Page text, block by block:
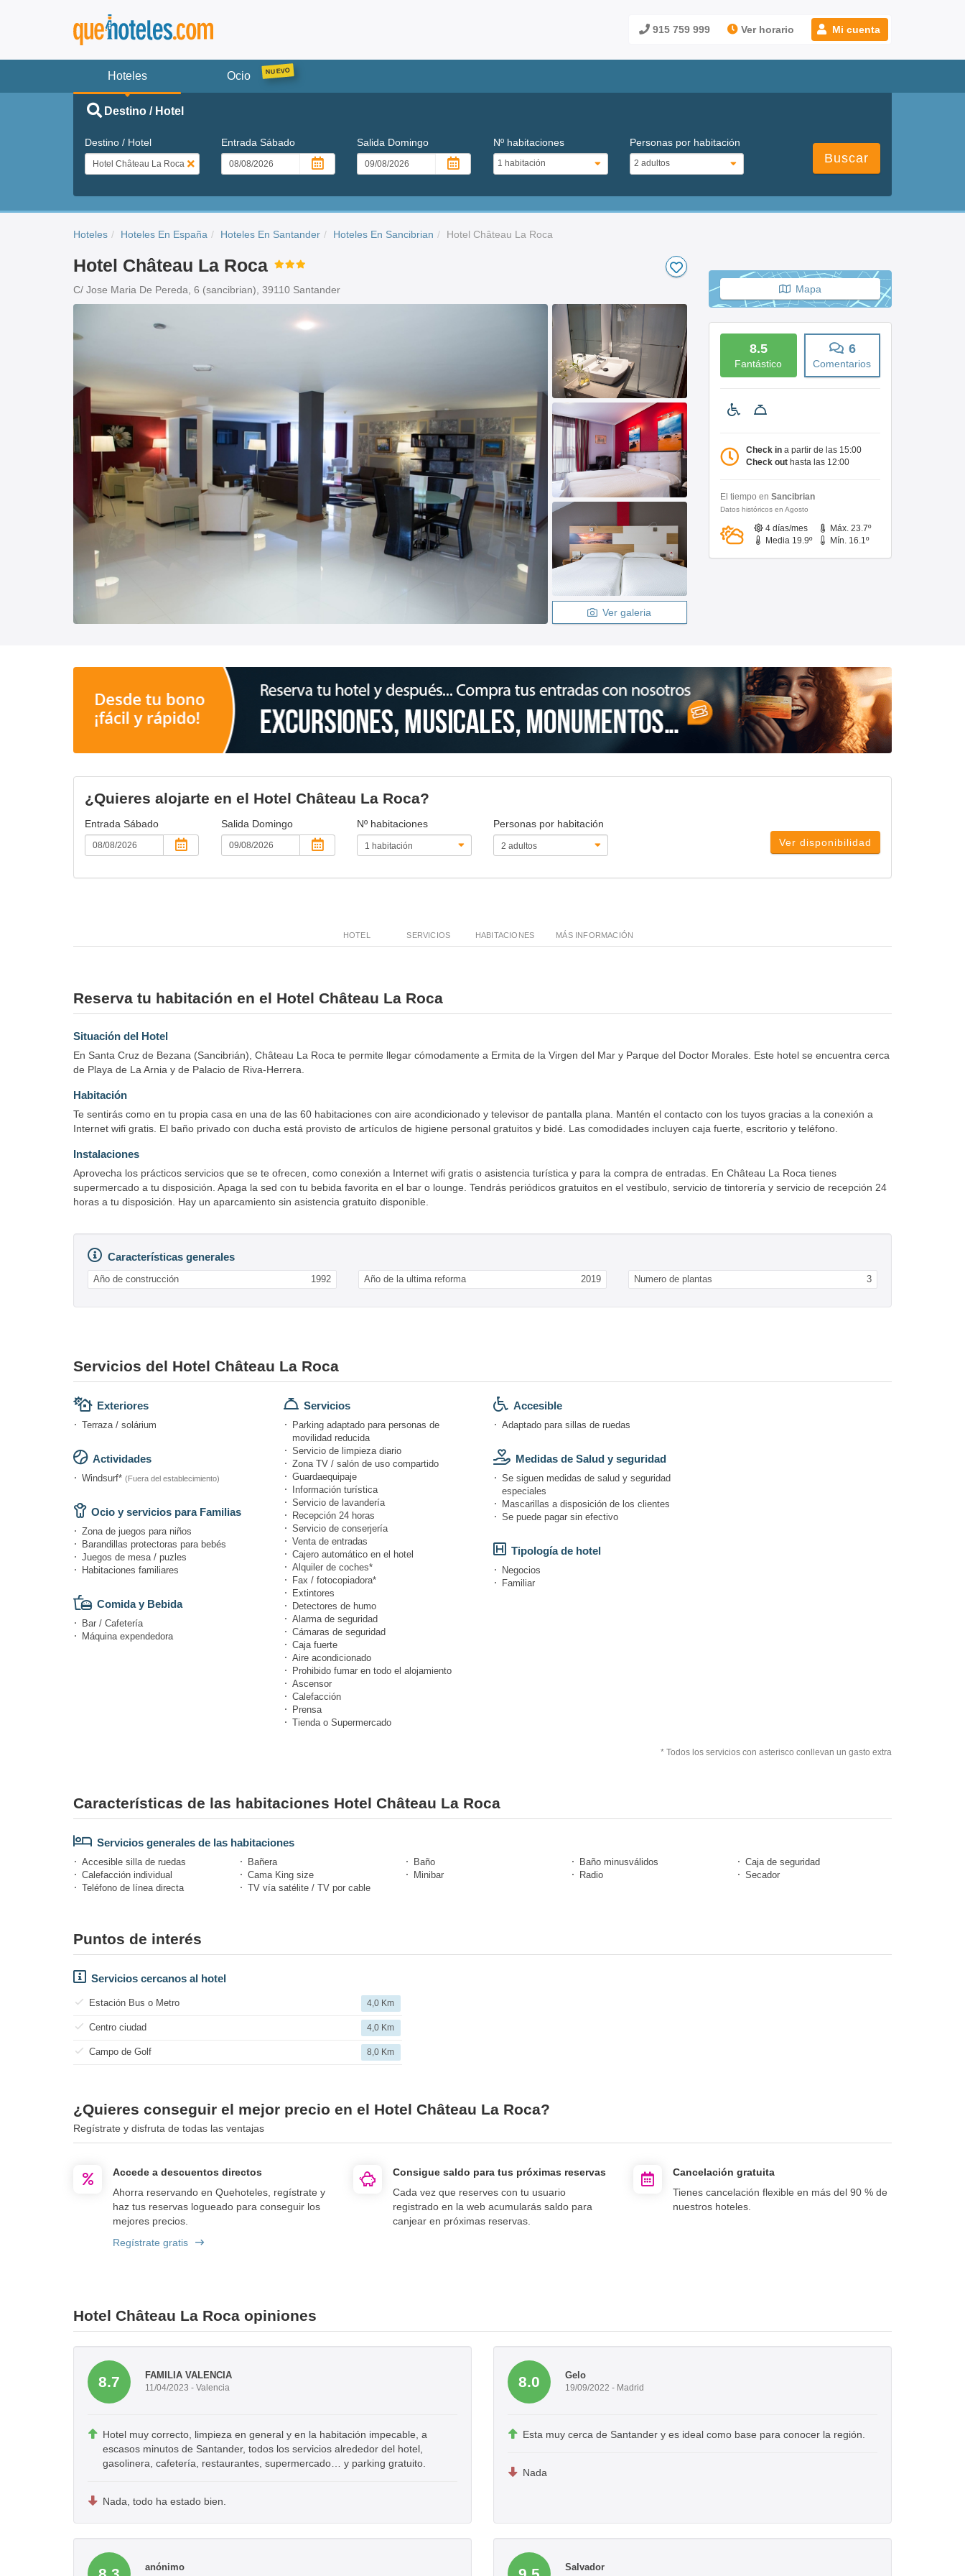
915 759 999 Ver horario Mi cuenta
Hoteles Ocio
Destino / Hotel
Destino / Hotel Entrada Sábado Salida Domingo Nº habitaciones Personas por habitación
Buscar
Hoteles Hoteles En España Hoteles En Santander Hoteles En Sancibrian Hotel Château La Roca
Hotel Château La Roca
C/ Jose Maria De Pereda, 6 (sancibrian), 39110 Santander
Ver galeria
Mapa
8.5
Fantástico
6
Comentarios
Check in a partir de las 15:00
Check out hasta las 12:00
El tiempo en Sancibrian
Datos históricos en Agosto
4 días/mes
Máx. 23.7º
Media 19.9º
Mín. 16.1º
¿Quieres alojarte en el Hotel Château La Roca?
Entrada Sábado Salida Domingo Nº habitaciones
Personas por habitación
Ver disponibilidad
HOTEL SERVICIOS HABITACIONES MÁS INFORMACIÓN
Reserva tu habitación en el Hotel Château La Roca
Situación del Hotel
En Santa Cruz de Bezana (Sancibrián), Château La Roca te permite llegar cómodamente a Ermita de la Virgen del Mar y Parque del Doctor Morales. Este hotel se encuentra cerca
de Playa de La Arnia y de Palacio de Riva-Herrera.
Habitación
Te sentirás como en tu propia casa en una de las 60 habitaciones con aire acondicionado y televisor de pantalla plana. Mantén el contacto con los tuyos gracias a la conexión a
Internet wifi gratis. El baño privado con ducha está provisto de artículos de higiene personal gratuitos y bidé. Las comodidades incluyen caja fuerte, escritorio y teléfono.
Instalaciones
Aprovecha los prácticos servicios que se te ofrecen, como conexión a Internet wifi gratis o asistencia turística y para la compra de entradas. En Château La Roca tienes
supermercado a tu disposición. Apaga la sed con tu bebida favorita en el bar o lounge. Tendrás periódicos gratuitos en el vestíbulo, servicio de tintorería y servicio de recepción 24
horas a tu disposición. Hay un aparcamiento sin asistencia gratuito disponible.
Características generales
Año de construcción 1992 Año de la ultima reforma 2019 Numero de plantas 3
Servicios del Hotel Château La Roca
Exteriores
Terraza / solárium
Actividades
Windsurf* (Fuera del establecimiento)
Ocio y servicios para Familias
Zona de juegos para niños
Barandillas protectoras para bebés
Juegos de mesa / puzles
Habitaciones familiares
Comida y Bebida
Bar / Cafetería
Máquina expendedora
Servicios
Parking adaptado para personas de
movilidad reducida
Servicio de limpieza diario
Zona TV / salón de uso compartido
Guardaequipaje
Información turística
Servicio de lavandería
Recepción 24 horas
Servicio de conserjería
Venta de entradas
Cajero automático en el hotel
Alquiler de coches*
Fax / fotocopiadora*
Extintores
Detectores de humo
Alarma de seguridad
Cámaras de seguridad
Caja fuerte
Aire acondicionado
Prohibido fumar en todo el alojamiento
Ascensor
Calefacción
Prensa
Tienda o Supermercado
Accesible
Adaptado para sillas de ruedas
Medidas de Salud y seguridad
Se siguen medidas de salud y seguridad
especiales
Mascarillas a disposición de los clientes
Se puede pagar sin efectivo
Tipología de hotel
Negocios
Familiar
* Todos los servicios con asterisco conllevan un gasto extra
Características de las habitaciones Hotel Château La Roca
Servicios generales de las habitaciones
Accesible silla de ruedas Bañera Baño Baño minusválidos
Caja de seguridad
Calefacción individual
Cama King size Minibar Radio
Secador
Teléfono de línea directa
TV vía satélite / TV por cable
Puntos de interés
Servicios cercanos al hotel
Estación Bus o Metro 4,0 Km
Centro ciudad 4,0 Km
Campo de Golf 8,0 Km
¿Quieres conseguir el mejor precio en el Hotel Château La Roca?
Regístrate y disfruta de todas las ventajas
Accede a descuentos directos
Ahorra reservando en Quehoteles, regístrate y
haz tus reservas logueado para conseguir los
mejores precios.
Regístrate gratis
Consigue saldo para tus próximas reservas
Cada vez que reserves con tu usuario
registrado en la web acumularás saldo para
canjear en próximas reservas.
Cancelación gratuita
Tienes cancelación flexible en más del 90 % de
nuestros hoteles.
Hotel Château La Roca opiniones
8.7 FAMILIA VALENCIA
11/04/2023 - Valencia
Hotel muy correcto, limpieza en general y en la habitación impecable, a
escasos minutos de Santander, todos los servicios alrededor del hotel,
gasolinera, cafetería, restaurantes, supermercado… y parking gratuito.
Nada, todo ha estado bien.
8.0 Gelo
19/09/2022 - Madrid
Esta muy cerca de Santander y es ideal como base para conocer la región.
Nada
anónimo Salvador